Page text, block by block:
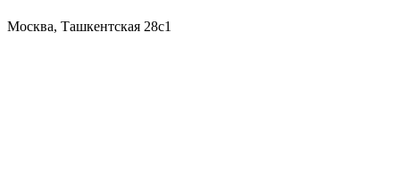
Москва, Ташкентская 28с1